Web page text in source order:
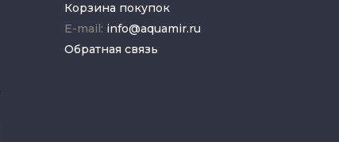
Корзина покупок
E-mail: info@aquamir.ru
Обратная связь